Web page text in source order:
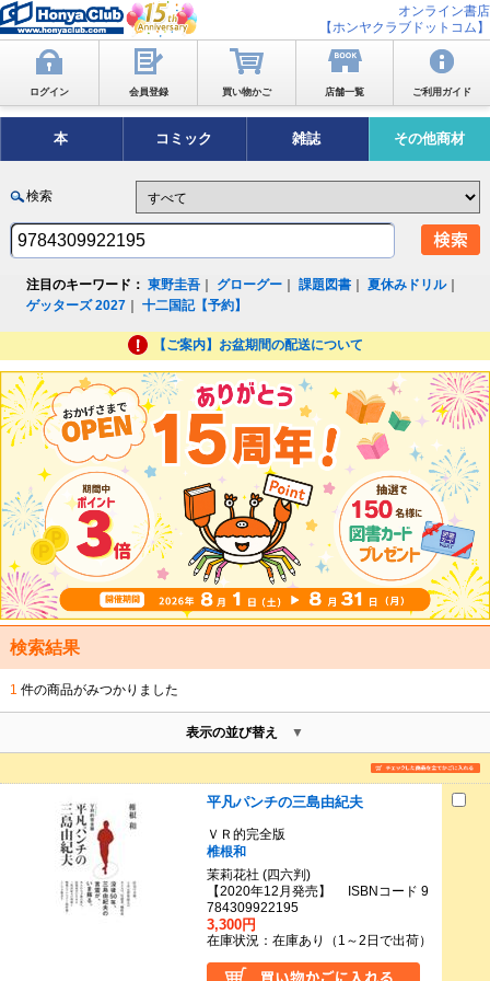
オンライン書店
【ホンヤクラブドットコム】
ログイン 会員登録 買い物かご 店舗一覧 ご利用ガイド
本 コミック 雑誌 その他商材
検索
注目のキーワード： 東野圭吾 グローグー ｜課題図書 ｜夏休みドリル｜
ゲッターズ 2027 ｜十二国記【予約】
【ご案内】お盆期間の配送について
検索結果
1 件の商品がみつかりました
表示の並び替え
平凡パンチの三島由紀夫
ＶＲ的完全版
椎根和
茉莉花社 (四六判)
【2020年12月発売】 ISBNコード 9
784309922195
3,300円
在庫状況：在庫あり（1～2日で出荷）